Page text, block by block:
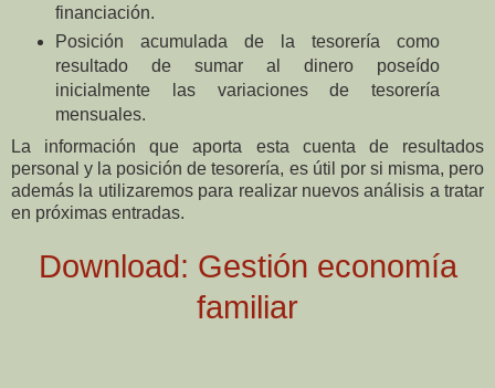
financiación.
Posición acumulada de la tesorería como
resultado de sumar al dinero poseído
inicialmente las variaciones de tesorería
mensuales.
La información que aporta esta cuenta de resultados
personal y la posición de tesorería, es útil por si misma, pero
además la utilizaremos para realizar nuevos análisis a tratar
en próximas entradas.
Download: Gestión economía
familiar